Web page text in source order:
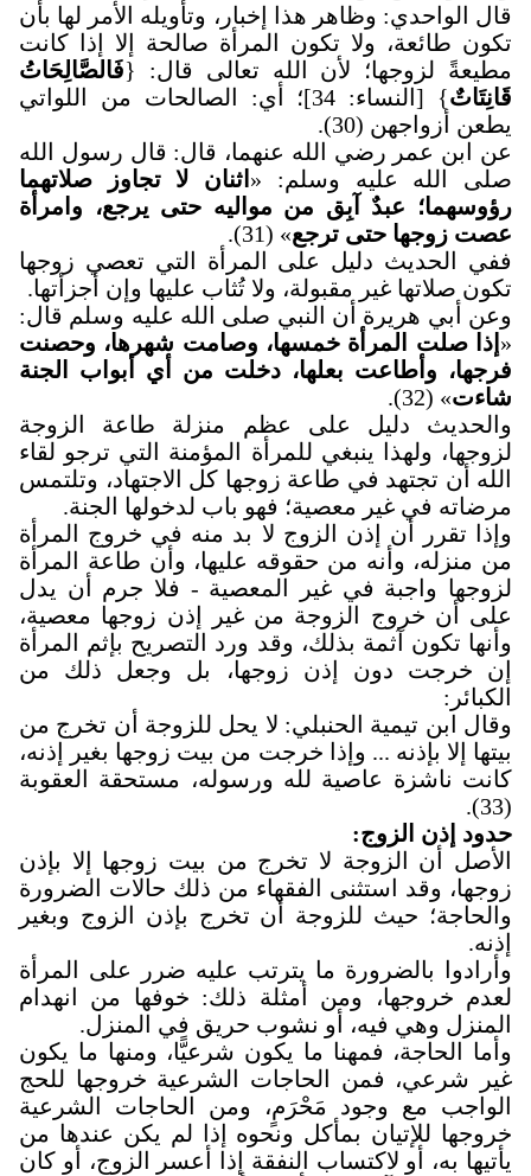
قال الواحدي: وظاهر هذا إخبار، وتأويله الأمر لها بأن
تكون طائعة، ولا تكون المرأة صالحة إلا إذا كانت
مطيعةً لزوجها؛ لأن الله تعالى قال: {فَالصَّالِحَاتُ
قَانِتَاتٌ
} [النساء: 34]؛ أي: الصالحات من اللواتي
يطعن أزواجهن (30).
عن ابن عمر رضي الله عنهما، قال: قال رسول الله
صلى الله عليه وسلم: « اثنان لا تجاوز صلاتهما
رؤوسهما؛ عبدٌ آبِق من مواليه حتى يرجع، وامرأة
عصت زوجها حتى ترجع» (31).
ففي الحديث دليل على المرأة التي تعصي زوجها
تكون صلاتها غير مقبولة، ولا تُثاب عليها وإن أجزأتها.
وعن أبي هريرة أن النبي صلى الله عليه وسلم قال:
« إذا صلت المرأة خمسها، وصامت شهرها، وحصنت
فرجها، وأطاعت بعلها، دخلت من أي أبواب الجنة
شاءت» (32)
.
والحديث دليل على عظم منزلة طاعة الزوجة
لزوجها، ولهذا ينبغي للمرأة المؤمنة التي ترجو لقاء
الله أن تجتهد في طاعة زوجها كل الاجتهاد، وتلتمس
مرضاته في غير معصية؛ فهو باب لدخولها الجنة.
وإذا تقرر أن إذن الزوج لا بد منه في خروج المرأة
من منزله، وأنه من حقوقه عليها، وأن طاعة المرأة
لزوجها واجبة في غير المعصية - فلا جرم أن يدل
على أن خروج الزوجة من غير إذن زوجها معصية،
وأنها تكون آثمة بذلك، وقد ورد التصريح بإثم المرأة
إن خرجت دون إذن زوجها، بل وجعل ذلك من
الكبائر :
وقال ابن تيمية الحنبلي: لا يحل للزوجة أن تخرج من
بيتها إلا بإذنه ... وإذا خرجت من بيت زوجها بغير إذنه،
كانت ناشزة عاصية لله ورسوله، مستحقة العقوبة
(33).
حدود إذن الزوج:
الأصل أن الزوجة لا تخرج من بيت زوجها إلا بإذن
زوجها، وقد استثنى الفقهاء من ذلك حالات الضرورة
والحاجة؛ حيث للزوجة أن تخرج بإذن الزوج وبغير
إذنه.
وأرادوا بالضرورة ما يترتب عليه ضرر على المرأة
لعدم خروجها، ومن أمثلة ذلك: خوفها من انهدام
المنزل وهي فيه، أو نشوب حريق في المنزل.
وأما الحاجة، فمهنا ما يكون شرعيًّا، ومنها ما يكون
غير شرعي، فمن الحاجات الشرعية خروجها للحج
الواجب مع وجود مَحْرَمٍ، ومن الحاجات الشرعية
خروجها للإتيان بمأكل ونحوه إذا لم يكن عندها من
يأتيها به، أو لاكتساب النفقة إذا أعسر الزوج، أو كان